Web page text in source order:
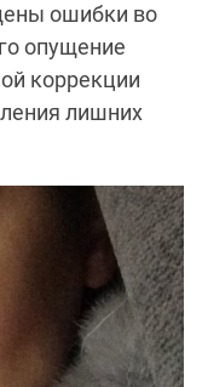
ошибки во
опущение
коррекции
лишних